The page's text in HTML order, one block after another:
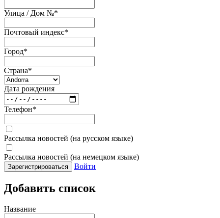
Улица / Дом №*
Почтовый индекс*
Город*
Страна*
Дата рождения
Телефон*
Рассылка новостей (на русском языке)
Рассылка новостей (на немецком языке)
Зарегистрироваться Войти
Добавить список
Название